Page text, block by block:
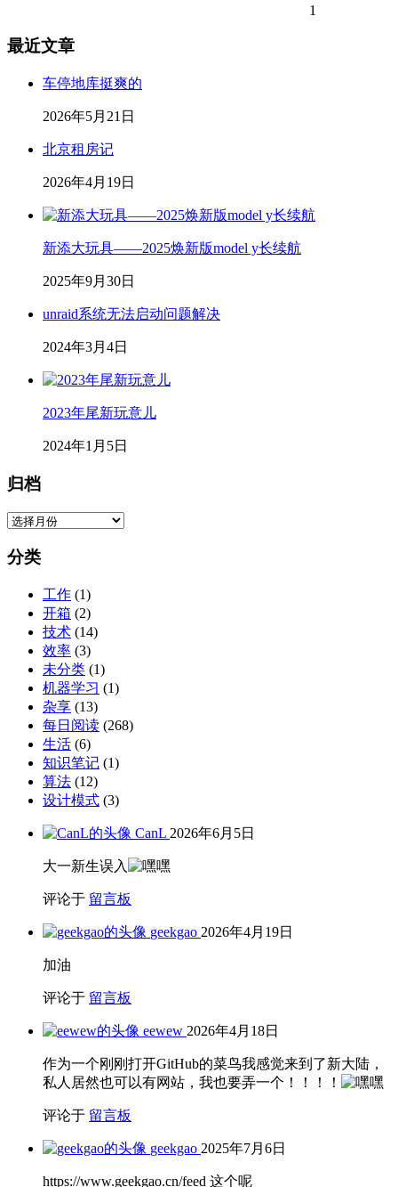
1
最近文章
车停地库挺爽的
2026年5月21日
北京租房记
2026年4月19日
新添大玩具——2025焕新版model y长续航
2025年9月30日
unraid系统无法启动问题解决
2024年3月4日
2023年尾新玩意儿
2024年1月5日
归档
归
分类
工作 (1)
开箱 (2)
技术 (14)
效率 (3)
未分类 (1)
机器学习 (1)
杂享 (13)
每日阅读 (268)
生活 (6)
知识笔记 (1)
算法 (12)
设计模式 (3)
CanL 2026年6月5日
大一新生误入
评论于 留言板
geekgao 2026年4月19日
加油
评论于 留言板
eewew 2026年4月18日
作为一个刚刚打开GitHub的菜鸟我感觉来到了新大陆，
私人居然也可以有网站，我也要弄一个！！！！
评论于 留言板
geekgao 2025年7月6日
https://www.geekgao.cn/feed 这个呢